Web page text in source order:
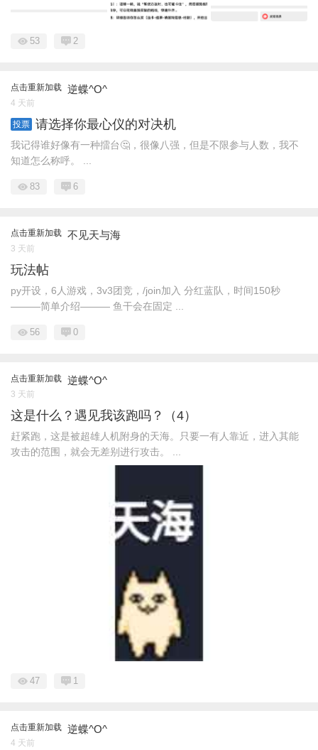
53 2
点击重新加载 逆蝶^O^
4 天前
投票 请选择你最心仪的对决机
我记得谁好像有一种擂台🤔，很像八强，但是不限参与人数，我不
知道怎么称呼。 ...
83 6
点击重新加载 不见天与海
3 天前
玩法帖
py开设，6人游戏，3v3团竞，/join加入 分红蓝队，时间150秒
———简单介绍——— 鱼干会在固定 ...
56 0
点击重新加载 逆蝶^O^
3 天前
这是什么？遇见我该跑吗？（4）
赶紧跑，这是被超雄人机附身的天海。只要一有人靠近，进入其能
攻击的范围，就会无差别进行攻击。 ...
47 1
点击重新加载 逆蝶^O^
4 天前